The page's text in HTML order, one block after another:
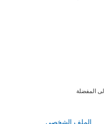
المفضلة
الملف الشخصي